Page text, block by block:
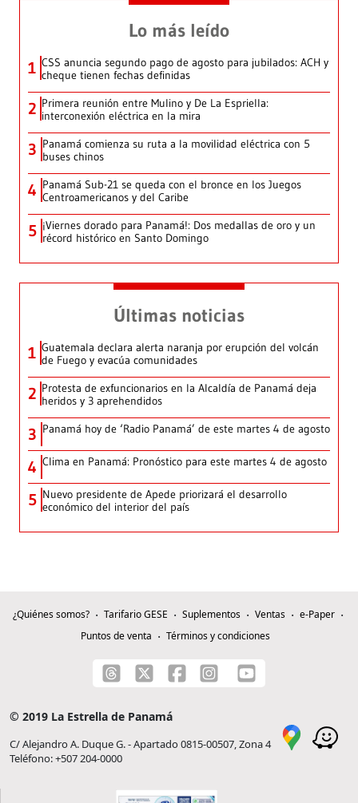
Lo más leído
1 CSS anuncia segundo pago de agosto para jubilados: ACH y
cheque tienen fechas definidas
2 Primera reunión entre Mulino y De La Espriella:
interconexión eléctrica en la mira
3 Panamá comienza su ruta a la movilidad eléctrica con 5
buses chinos
4 Panamá Sub-21 se queda con el bronce en los Juegos
Centroamericanos y del Caribe
5 ¡Viernes dorado para Panamá!: Dos medallas de oro y un
récord histórico en Santo Domingo
Últimas noticias
1 Guatemala declara alerta naranja por erupción del volcán
de Fuego y evacúa comunidades
2 Protesta de exfuncionarios en la Alcaldía de Panamá deja
heridos y 3 aprehendidos
3 Panamá hoy de ‘Radio Panamá’ de este martes 4 de agosto
4 Clima en Panamá: Pronóstico para este martes 4 de agosto
5 Nuevo presidente de Apede priorizará el desarrollo
económico del interior del país
¿Quiénes somos? Tarifario GESE Suplementos Ventas
e-Paper
Puntos de venta
Términos y condiciones
© 2019 La Estrella de Panamá
C/ Alejandro A. Duque G. - Apartado 0815-00507, Zona 4
Teléfono: +507 204-0000